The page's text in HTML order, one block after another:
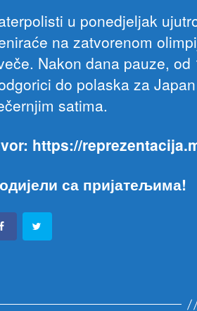
u ponedjeljak
na zatvorenom
Nakon dana pauze, od
do polaska za
satima.
https://
са пријатељима!